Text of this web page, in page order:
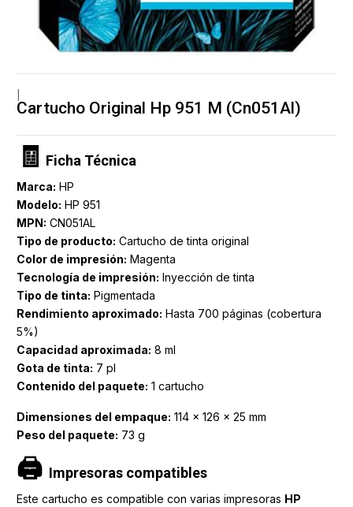
Cartucho Original Hp 951 M (Cn051Al)
🧾 Ficha Técnica
Marca: HP
Modelo: HP 951
MPN: CN051AL
Tipo de producto: Cartucho de tinta original
Color de impresión: Magenta
Tecnología de impresión: Inyección de tinta
Tipo de tinta: Pigmentada
Rendimiento aproximado: Hasta 700 páginas (cobertura
5%)
Capacidad aproximada: 8 ml
Gota de tinta: 7 pl
Contenido del paquete: 1 cartucho
Dimensiones del empaque: 114 × 126 × 25 mm
Peso del paquete: 73 g
🖨️ Impresoras compatibles
Este cartucho es compatible con varias impresoras HP